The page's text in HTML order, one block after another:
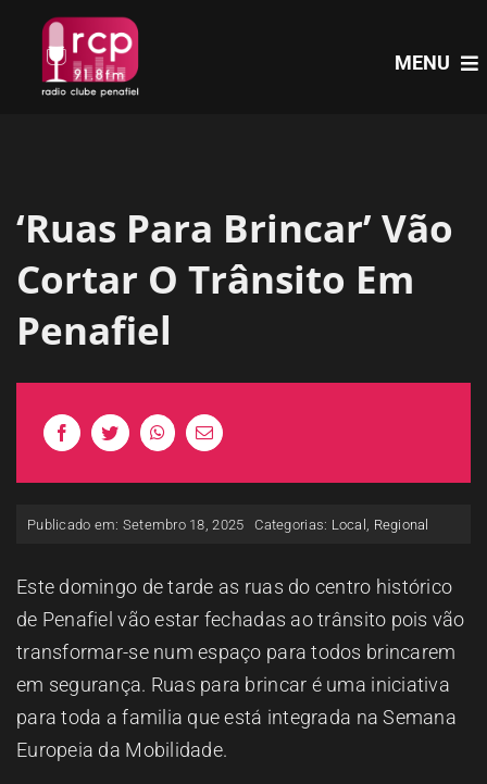
content
MENU
PROGRAMAS
NOTÍCIAS
A RCP
CONTACTOS
OUVIR
‘Ruas Para Brincar’ Vão
Cortar O Trânsito Em
Penafiel
Publicado em: Setembro 18, 2025 Categorias: Local Regional
Este domingo de tarde as ruas do centro histórico
de Penafiel vão estar fechadas ao trânsito pois vão
transformar-se num espaço para todos brincarem
em segurança. Ruas para brincar é uma iniciativa
para toda a familia que está integrada na Semana
Europeia da Mobilidade.